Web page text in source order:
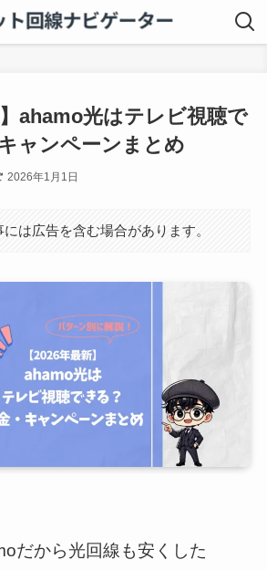
】ahamo光はテレビ視聴で
ャンペーンまとめ
2026年1月1日
には広告を含む場合があります。
だから光回線も安くした